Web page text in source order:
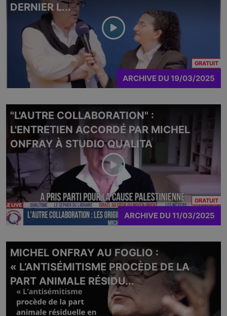
DERNIER L...
GRATUIT
ARCHIVE DU 19/03/2025
"L'AUTRE COLLABORATION" :
L'ENTRETIEN ACCORDÉ PAR MICHEL
ONFRAY À STUDIO QUALITA
GRATUIT
ARCHIVE DU 11/03/2025
MICHEL ONFRAY AU FOGLIO :
« L’ANTISÉMITISME PROCÈDE DE LA
PART ANIMALE RÉSIDU...